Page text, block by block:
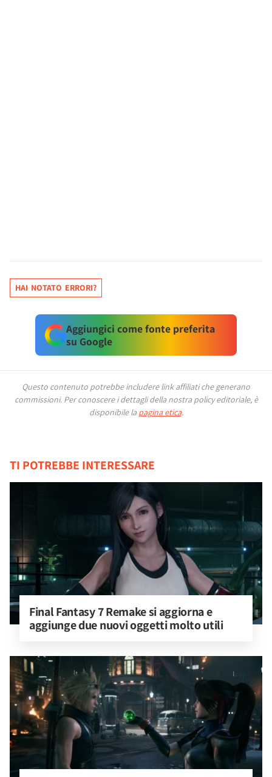
HAI NOTATO ERRORI?
Aggiungici come fonte preferita
su Google
Questo contenuto potrebbe includere link affiliati che generano
commissioni. Per conoscere i dettagli della nostra policy editoriale, è
disponibile la pagina etica.
TI POTREBBE INTERESSARE
Final Fantasy 7 Remake si aggiorna e
aggiunge due nuovi oggetti molto utili